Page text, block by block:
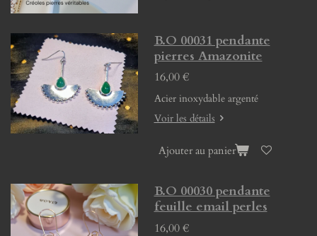
B.O 00031 pendante
pierres Amazonite
16,00 €
Acier inoxydable argenté
Voir les détails
Ajouter au panier
B.O 00030 pendante
feuille email perles
16,00 €